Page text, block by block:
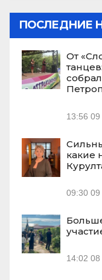
ПОСЛЕДНИЕ
От
13:56 09
какие
09:30 09
14:02 08